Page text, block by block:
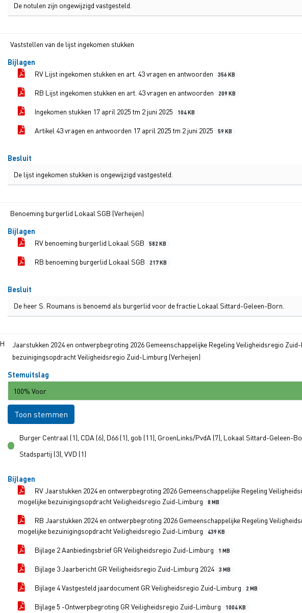
De notulen zijn ongewijzigd vastgesteld.
Vaststellen van de lijst ingekomen stukken
Bijlagen
RV Lijst ingekomen stukken en art. 43 vragen en antwoorden
356 KB
RB Lijst ingekomen stukken en art. 43 vragen en antwoorden 209 KB
Ingekomen stukken 17 april 2025 tm 2 juni 2025 104 KB
Artikel 43 vragen en antwoorden 17 april 2025 tm 2 juni 2025 59 KB
Besluit
De lijst ingekomen stukken is ongewijzigd vastgesteld.
Benoeming burgerlid Lokaal SGB (Verheijen)
Bijlagen
RV benoeming burgerlid Lokaal SGB
582 KB
RB benoeming burgerlid Lokaal SGB 217 KB
Besluit
De heer S. Roumans is benoemd als burgerlid voor de fractie Lokaal Sittard-Geleen-Born.
Jaarstukken 2024 en ontwerpbegroting 2026 Gemeenschappelijke Regeling Veiligheidsregio
bezuinigingsopdracht Veiligheidsregio Zuid-Limburg (Verheijen)
Stemuitslag
100% Voor
Toon stemmen
voor
Burger Centraal (1), CDA (6), D66 (1), gob (11), GroenLinks/PvdA (7), Lokaal Sittard-Geleen-
Stadspartij (3), VVD (1)
Bijlagen
RV Jaarstukken 2024 en ontwerpbegroting 2026 Gemeenschappelijke Regeling
mogelijke bezuinigingsopdracht Veiligheidsregio Zuid-Limburg
8 MB
RB Jaarstukken 2024 en ontwerpbegroting 2026 Gemeenschappelijke Regeling
mogelijke bezuinigingsopdracht Veiligheidsregio Zuid-Limburg
439 KB
Bijlage 2 Aanbiedingsbrief GR Veiligheidsregio Zuid-Limburg 1 MB
Bijlage 3 Jaarbericht GR Veiligheidsregio Zuid-Limburg 2024 3 MB
Bijlage 4 Vastgesteld jaardocument GR Veiligheidsregio Zuid-Limburg 2 MB
Bijlage 5 -Ontwerpbegroting GR Veiligheidsregio Zuid-Limburg 1004 KB